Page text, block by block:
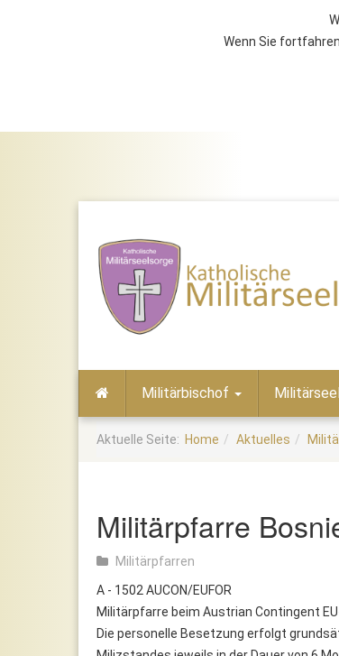
Wenn Sie
Home
Militärbischof
Aktuelle Seite: Home Aktuelles
Militärpfarre
Militärpfarren
A - 1502 AUCON/EUFOR
Militärpfarre beim Austrian Contingent
Die personelle Besetzung erfolgt